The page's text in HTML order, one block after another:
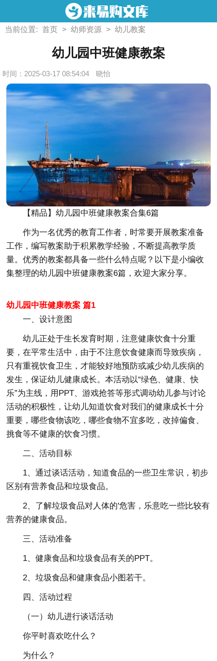
当前位置: 首页 > 幼师资源 > 幼儿教案
幼儿园中班健康教案
时间：2025-03-17 08:54:04 晓怡
【精品】幼儿园中班健康教案合集6篇
作为一名优秀的教育工作者，时常要开展教案准备
工作，编写教案助于积累教学经验，不断提高教学质
量。优秀的教案都具备一些什么特点呢？以下是小编收
集整理的幼儿园中班健康教案6篇，欢迎大家分享。
幼儿园中班健康教案 篇1
一、设计意图
幼儿正处于生长发育时期，注意健康饮食十分重
要，在平常生活中，由于不注意饮食健康而导致疾病，
只有重视饮食卫生，才能较好地预防或减少幼儿疾病的
发生，保证幼儿健康成长。本活动以“绿色、健康、快
乐”为主线，用PPT、游戏抢答等形式调动幼儿参与讨论
活动的积极性，让幼儿知道饮食对我们的健康成长十分
重要，哪些食物该吃，哪些食物不宜多吃，改掉偏食、
挑食等不健康的饮食习惯。
二、活动目标
1、通过谈话活动，知道食品的一些卫生常识，初步
区别有营养食品和垃圾食品。
2、了解垃圾食品对人体的'危害，乐意吃一些比较有
营养的健康食品。
三、活动准备
1、健康食品和垃圾食品有关的PPT。
2、垃圾食品和健康食品小图若干。
四、活动过程
（一）幼儿进行谈话活动
你平时喜欢吃什么？
为什么？